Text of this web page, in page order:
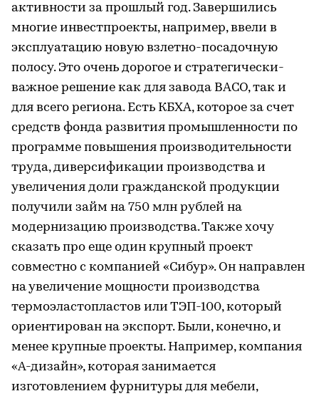
активности за прошлый год. Завершились
многие инвестпроекты, например, ввели в
эксплуатацию новую взлетно-посадочную
полосу. Это очень дорогое и стратегически-
важное решение как для завода ВАСО, так и
для всего региона. Есть КБХА, которое за счет
средств фонда развития промышленности по
программе повышения производительности
труда, диверсификации производства и
увеличения доли гражданской продукции
получили займ на 750 млн рублей на
модернизацию производства. Также хочу
сказать про еще один крупный проект
совместно с компанией «Сибур». Он направлен
на увеличение мощности производства
термоэластопластов или ТЭП-100, который
ориентирован на экспорт. Были, конечно, и
менее крупные проекты. Например, компания
«А-дизайн», которая занимается
изготовлением фурнитуры для мебели,